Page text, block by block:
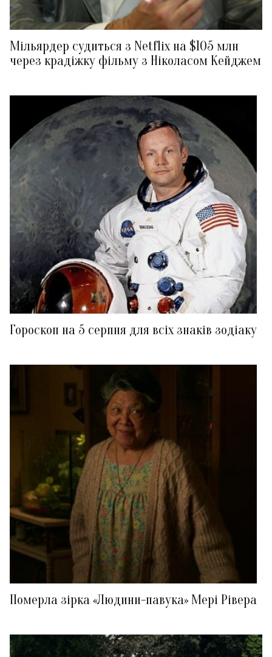
Мільярдер судиться з Netflix на $105 млн
через крадіжку фільму з Ніколасом Кейджем
Гороскоп на 5 серпня для всіх знаків зодіаку
Померла зірка «Людини-павука» Мері Рівера